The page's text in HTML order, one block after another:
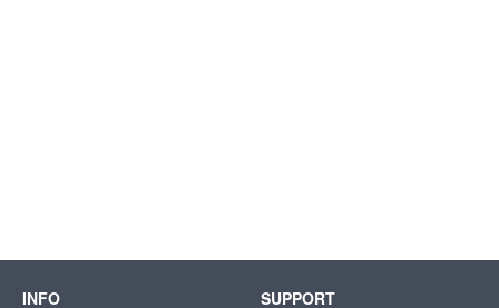
INFO SUPPORT